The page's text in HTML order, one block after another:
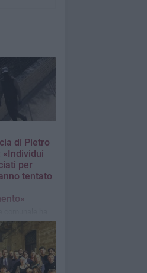
di Pietro
«Individui
per
tentato
dell'ordine